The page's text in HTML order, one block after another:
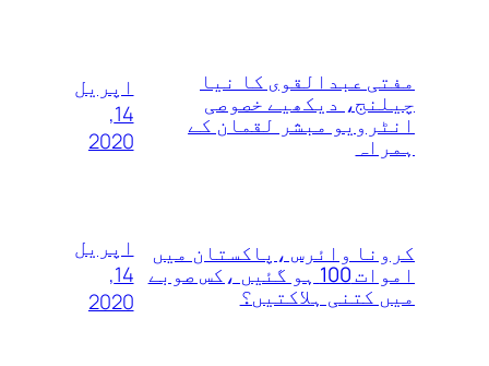
مفتی عبدالقوی کا نیا
چیلنج، دیکھیے خصوصی
انٹرویو مبشر لقمان کے
ہمراہ
اپریل
14,
2020
کرونا وائرس ،پاکستان میں
اموات 100 ہو گئیں ،کس صوبے
میں کتنی ہلاکتیں؟
اپریل
14,
2020